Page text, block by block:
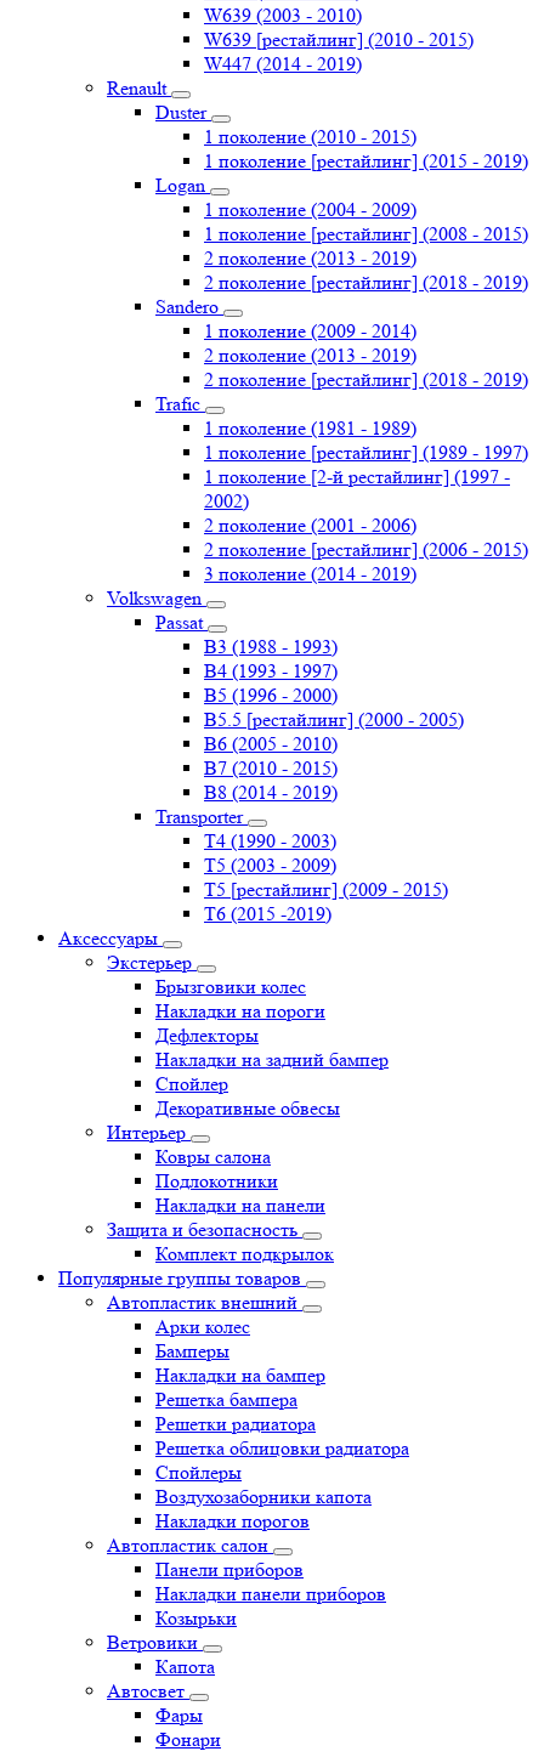
W639 (2003 - 2010)
W639 [рестайлинг] (2010 - 2015)
W447 (2014 - 2019)
Renault
Duster
1 поколение (2010 - 2015)
1 поколение [рестайлинг] (2015 - 2019)
Logan
1 поколение (2004 - 2009)
1 поколение [рестайлинг] (2008 - 2015)
2 поколение (2013 - 2019)
2 поколение [рестайлинг] (2018 - 2019)
Sandero
1 поколение (2009 - 2014)
2 поколение (2013 - 2019)
2 поколение [рестайлинг] (2018 - 2019)
Trafic
1 поколение (1981 - 1989)
1 поколение [рестайлинг] (1989 - 1997)
1 поколение [2-й рестайлинг] (1997 -
2002)
2 поколение (2001 - 2006)
2 поколение [рестайлинг] (2006 - 2015)
3 поколение (2014 - 2019)
Volkswagen
Passat
B3 (1988 - 1993)
B4 (1993 - 1997)
B5 (1996 - 2000)
B5.5 [рестайлинг] (2000 - 2005)
B6 (2005 - 2010)
B7 (2010 - 2015)
B8 (2014 - 2019)
Transporter
Т4 (1990 - 2003)
Т5 (2003 - 2009)
Т5 [рестайлинг] (2009 - 2015)
Т6 (2015 -2019)
Аксессуары
Экстерьер
Брызговики колес
Накладки на пороги
Дефлекторы
Накладки на задний бампер
Спойлер
Декоративные обвесы
Интерьер
Ковры салона
Подлокотники
Накладки на панели
Защита и безопасность
Комплект подкрылок
Популярные группы товаров
Автопластик внешний
Арки колес
Бамперы
Накладки на бампер
Решетка бампера
Решетки радиатора
Решетка облицовки радиатора
Спойлеры
Воздухозаборники капота
Накладки порогов
Автопластик салон
Панели приборов
Накладки панели приборов
Козырьки
Ветровики
Капота
Автосвет
Фары
Фонари